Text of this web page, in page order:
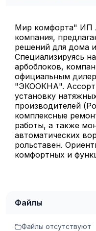
Мир комфорта" ИП
компания,
решений для дома
Специализируясь
арбоблоков,
официальным
"ЭКООКНА".
установку
производителей
комплексные
работы, а также
автоматических
рольставен.
комфортных и
Файлы
Файлы отсутствуют